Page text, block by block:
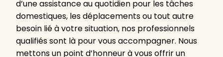
d’une assistance au quotidien pour les tâches
domestiques, les déplacements ou tout autre
besoin lié à votre situation, nos professionnels
qualifiés sont là pour vous accompagner. Nous
mettons un point d’honneur à vous offrir un